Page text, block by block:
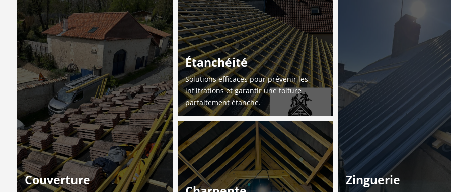
Couverture
Étanchéité
Solutions efficaces pour prévenir les
infiltrations et garantir une toiture
parfaitement étanche.
Zinguerie